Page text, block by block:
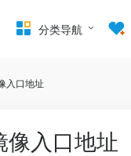
分类导航
入口地址
像入口地址